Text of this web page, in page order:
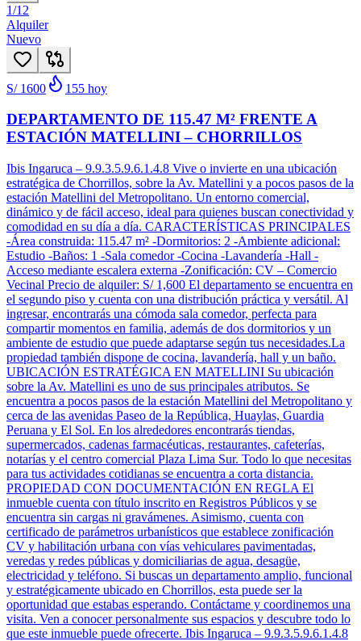
1/12
Alquiler
Nuevo
S/ 1600 155 hoy
DEPARTAMENTO DE 115.47 M² FRENTE A
ESTACIÓN MATELLINI – CHORRILLOS
Ibis Ingaruca – 9.9.3.5.9.6.1.4.8 Vive o invierte en una ubicación
estratégica de Chorrillos, sobre la Av. Matellini y a pocos pasos de la
estación Matellini del Metropolitano. Un entorno comercial,
dinámico y de fácil acceso, ideal para quienes buscan conectividad y
comodidad en su día a día. CARACTERÍSTICAS PRINCIPALES
-Área construida: 115.47 m² -Dormitorios: 2 -Ambiente adicional:
Estudio -Baños: 1 -Sala comedor -Cocina -Lavandería -Hall -
Acceso mediante escalera externa -Zonificación: CV – Comercio
Vecinal Precio de alquiler: S/ 1,600 El departamento se encuentra en
el segundo piso y cuenta con una distribución práctica y versátil. Al
ingresar, encontrarás una cómoda sala comedor, perfecta para
compartir momentos en familia, además de dos dormitorios y un
ambiente de estudio que puede adaptarse según tus necesidades.La
propiedad también dispone de cocina, lavandería, hall y un baño.
UBICACIÓN ESTRATÉGICA EN MATELLINI Su ubicación
sobre la Av. Matellini es uno de sus principales atributos. Se
encuentra a pocos pasos de la estación Matellini del Metropolitano y
cerca de las avenidas Paseo de la República, Huaylas, Guardia
Peruana y El Sol. En los alrededores encontrarás tiendas,
supermercados, cadenas farmacéuticas, restaurantes, cafeterías,
notarías y el centro comercial Plaza Lima Sur. Todo lo que necesitas
para tus actividades cotidianas se encuentra a corta distancia.
PROPIEDAD CON DOCUMENTACIÓN EN REGLA El
inmueble cuenta con título inscrito en Registros Públicos y se
encuentra sin cargas ni gravámenes. Asimismo, cuenta con
certificado de parámetros urbanísticos que establece zonificación
CV y habilitación urbana con vías vehiculares pavimentadas,
veredas y redes públicas y domiciliarias de agua, desagüe,
electricidad y teléfono. Si buscas un departamento amplio, funcional
y estratégicamente ubicado en Chorrillos, esta puede ser la
oportunidad que estabas esperando. Contáctame y coordinemos una
visita. Ven a conocer personalmente sus espacios y descubre todo lo
que este inmueble puede ofrecerte. Ibis Ingaruca – 9.9.3.5.9.6.1.4.8